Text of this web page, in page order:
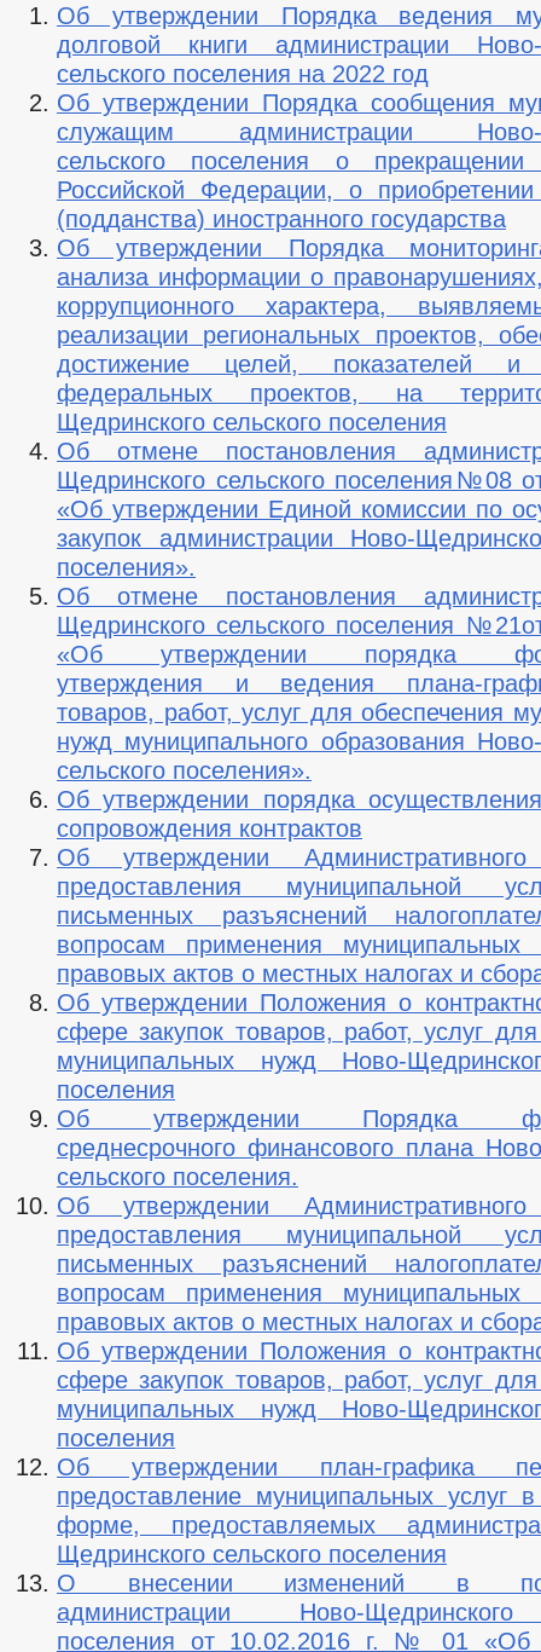
Об утверждении Порядка ведения
долговой книги администрации Ново-
сельского поселения на 2022 год
Об утверждении Порядка сообщения
служащим администрации Ново-
сельского поселения о прекращении
Российской Федерации, о приобретении
(подданства) иностранного государства
Об утверждении Порядка
анализа информации о
коррупционного характера,
реализации региональных проектов,
достижение целей, показателей и
федеральных проектов, на
Щедринского сельского поселения
Об отмене постановления
Щедринского сельского поселения№08
«Об утверждении Единой комиссии по
закупок администрации Ново-
поселения».
Об отмене постановления
Щедринского сельского поселения
«Об утверждении порядка
утверждения и ведения плана-
товаров, работ, услуг для обеспечения
нужд муниципального образования
сельского поселения».
Об утверждении порядка осуществления
сопровождения контрактов
Об утверждении Административного
предоставления муниципальной
письменных разъяснений
вопросам применения муниципальных
правовых актов о местных налогах и
Об утверждении Положения о
сфере закупок товаров, работ, услуг
муниципальных нужд Ново-
поселения
Об утверждении Порядка
среднесрочного финансового плана
сельского поселения.
Об утверждении Административного
предоставления муниципальной
письменных разъяснений
вопросам применения муниципальных
правовых актов о местных налогах и
Об утверждении Положения о
сфере закупок товаров, работ, услуг
муниципальных нужд Ново-
поселения
Об утверждении план-графика
предоставление муниципальных услуг в
форме, предоставляемых
Щедринского сельского поселения
О внесении изменений в
администрации Ново-
поселения от 10.02.2016 г. № 01 «Об